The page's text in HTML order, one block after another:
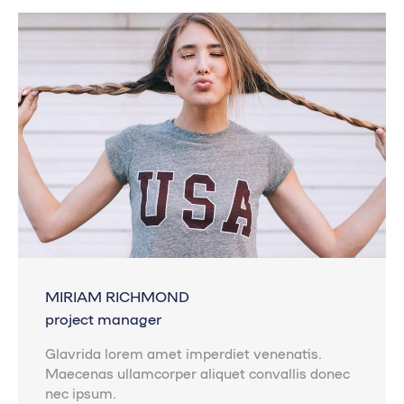
sitio
MIRIAM RICHMOND
project manager
Glavrida lorem amet imperdiet venenatis.
Maecenas ullamcorper aliquet convallis donec
nec ipsum.